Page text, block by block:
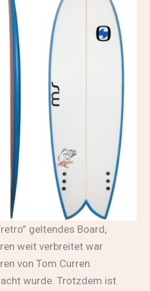
geltendes Board,
weit verbreitet war
von Tom Curren
wurde. Trotzdem ist